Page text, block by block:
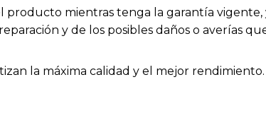
producto mientras tenga la garantía vigente,
y de los posibles daños o averías
la máxima calidad y el mejor